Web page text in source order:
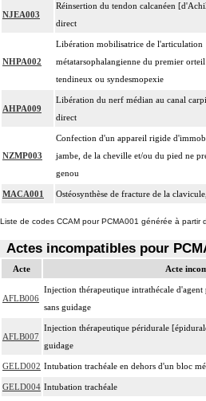
NJEA003
Réinsertion du tendon calcanéen
direct
NHPA002
Libération mobilisatrice de l'articulation
métatarsophalangienne du premier
tendineux ou syndesmopexie
AHPA009
Libération du nerf médian au canal
direct
NZMP003
Confection d'un appareil rigide
jambe, de la cheville et/ou du pied ne
genou
MACA001 Ostéosynthèse de fracture de la
Liste de codes CCAM pour PCMA001 générée à partir
Actes incompatibles pour
Acte Acte
AFLB006
Injection thérapeutique intrathécale
sans guidage
AFLB007
Injection thérapeutique péridurale
guidage
GELD002 Intubation trachéale en dehors d'un bloc
GELD004 Intubation trachéale